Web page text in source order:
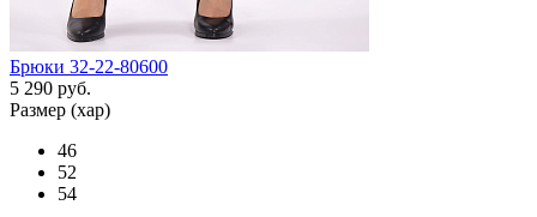
Брюки 32-22-80600
5 290 руб.
Размер (хар)
46
52
54